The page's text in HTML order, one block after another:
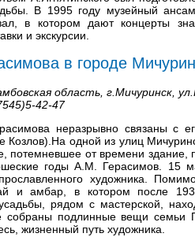
В 1995 году музейный
в котором дают концерты
и экскурсии.
в городе
область, г.Мичуринск,
42-47
неразрывно связаны с
Козлов).На одной из улиц
потемневшее от времени здание,
годы А.М. Герасимов. 15
художника.
и амбар, в котором после
рядом с мастерской,
собраны подлинные вещи семьи
жизненный путь художника.